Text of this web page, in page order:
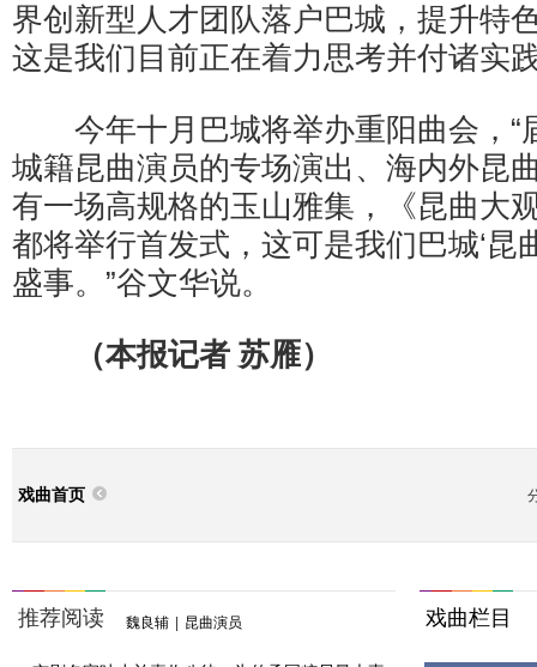
界创新型人才团队落户巴城，提升特
这是我们目前正在着力思考并付诸实
今年十月巴城将举办重阳曲会，“
城籍昆曲演员的专场演出、海内外昆
有一场高规格的玉山雅集，《昆曲大
都将举行首发式，这可是我们巴城‘昆
盛事。”谷文华说。
（本报记者 苏雁）
戏曲首页
推荐阅读 魏良辅 昆曲演员 戏曲栏目